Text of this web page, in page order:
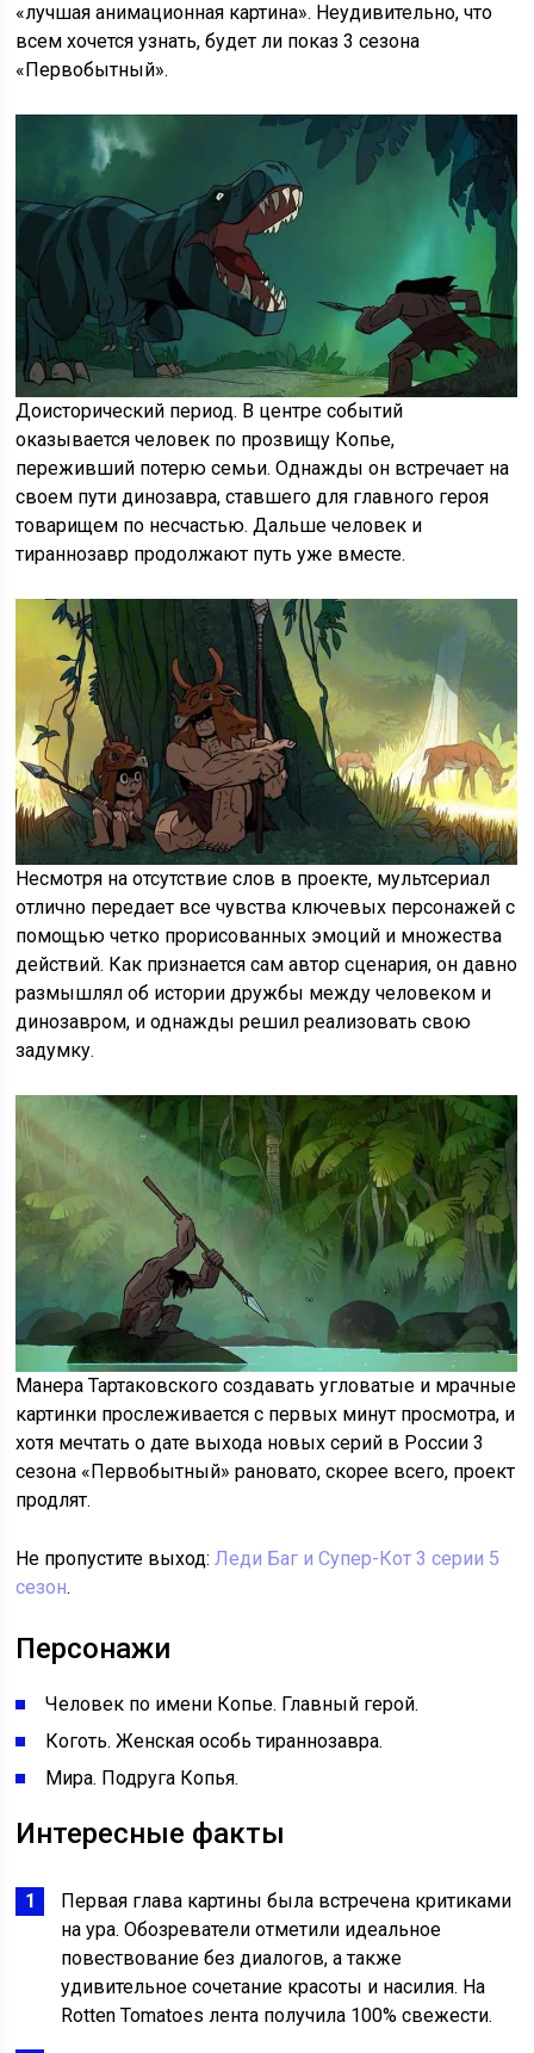
«лучшая анимационная картина». Неудивительно, что
всем хочется узнать, будет ли показ 3 сезона
«Первобытный».
Доисторический период. В центре событий
оказывается человек по прозвищу Копье,
переживший потерю семьи. Однажды он встречает на
своем пути динозавра, ставшего для главного героя
товарищем по несчастью. Дальше человек и
тираннозавр продолжают путь уже вместе.
Несмотря на отсутствие слов в проекте, мультсериал
отлично передает все чувства ключевых персонажей с
помощью четко прорисованных эмоций и множества
действий. Как признается сам автор сценария, он давно
размышлял об истории дружбы между человеком и
динозавром, и однажды решил реализовать свою
задумку.
Манера Тартаковского создавать угловатые и мрачные
картинки прослеживается с первых минут просмотра, и
хотя мечтать о дате выхода новых серий в России 3
сезона «Первобытный» рановато, скорее всего, проект
продлят.
Не пропустите выход:Леди Баг и Супер-Кот 3 серии 5
сезон.
Персонажи
Человек по имени Копье. Главный герой.
Коготь. Женская особь тираннозавра.
Мира. Подруга Копья.
Интересные факты
Первая глава картины была встречена критиками
на ура. Обозреватели отметили идеальное
повествование без диалогов, а также
удивительное сочетание красоты и насилия. На
Rotten Tomatoes лента получила 100% свежести.